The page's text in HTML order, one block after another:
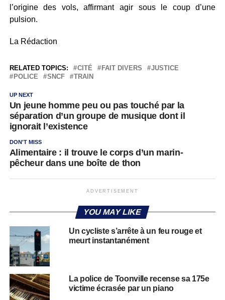
l’origine des vols, affirmant agir sous le coup d’une
pulsion.
La Rédaction
RELATED TOPICS: CITÉ FAIT DIVERS
JUSTICE
POLICE
SNCF TRAIN
UP NEXT
Un jeune homme peu ou pas touché par la
séparation d’un groupe de musique dont il
ignorait l’existence
DON'T MISS
Alimentaire : il trouve le corps d’un marin-
pêcheur dans une boîte de thon
ADVERTISEMENT
YOU MAY LIKE
Un cycliste s’arrête à un feu rouge et
meurt instantanément
La police de Toonville recense sa 175e
victime écrasée par un piano